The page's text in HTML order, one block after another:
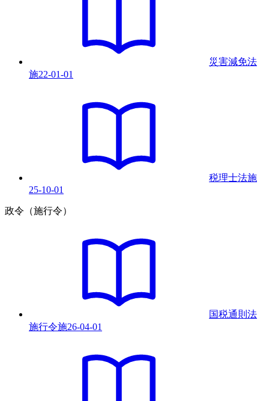
災害減免法
施22-01-01
税理士法施
25-10-01
政令（施行令）
国税通則法
施行令施26-04-01